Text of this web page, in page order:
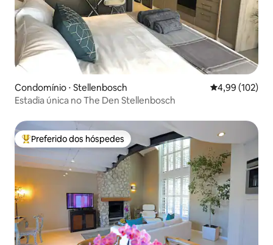
Condomínio ⋅ Stellenbosch 4,99 de uma
4,99 (102)
Estadia única no The Den Stellenbosch
Entre os melhores preferidos dos hóspedes
Preferido dos hóspedes